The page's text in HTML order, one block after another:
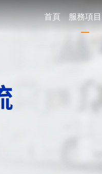
首頁 服務項目